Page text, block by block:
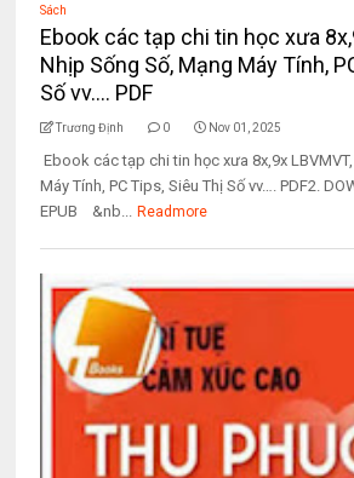
Sách
Ebook các tạp chi tin học xưa
Nhịp Sống Số, Mạng Máy Tính,
Số vv…. PDF
Trương Định 0 Nov 01, 2025
Ebook các tạp chi tin học xưa 8x,9x
Máy Tính, PC Tips, Siêu Thị Số vv…. PDF2.
EPUB &nb... Readmore